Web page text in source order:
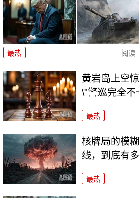
最热 阅读
黄岩岛上空
\"警巡完全不
最热
核牌局的模
线，到底有多
最热